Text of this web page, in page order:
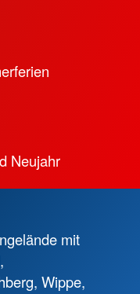
Neujahr
mit
Wippe,